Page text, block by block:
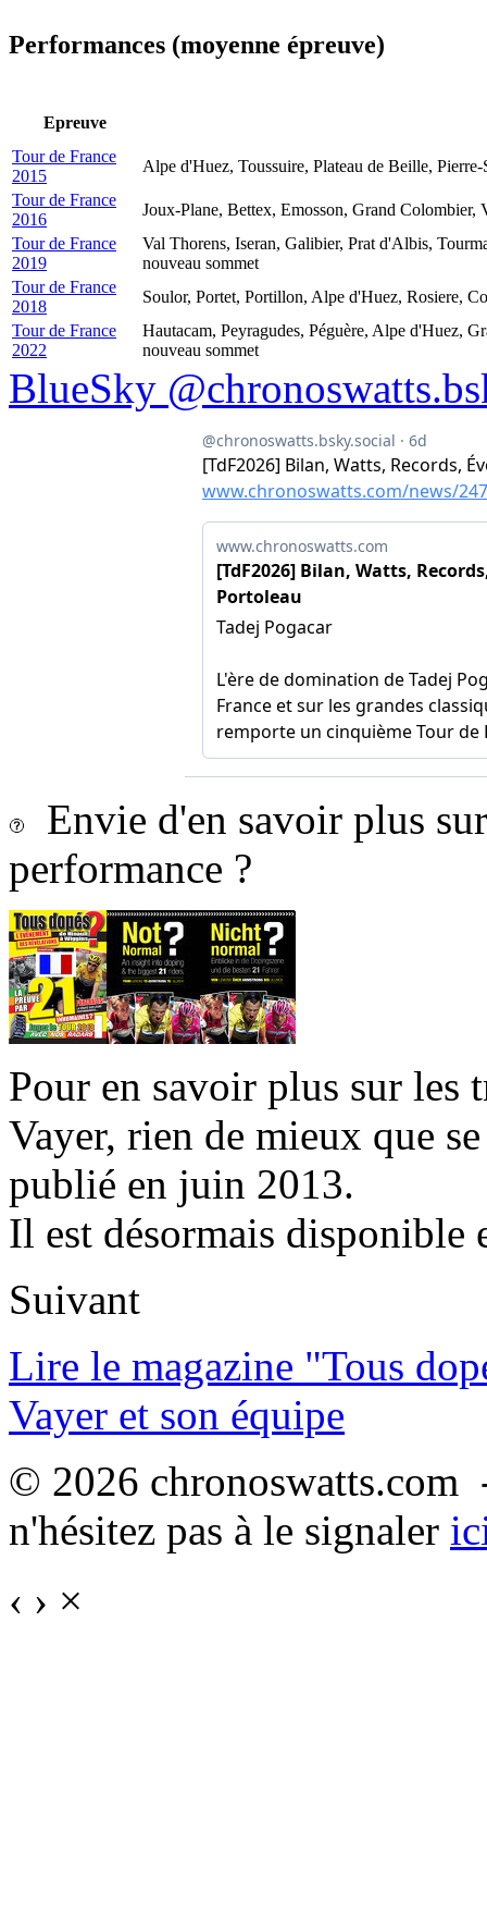
Performances (moyenne épreuve)
Epreuve
Tour de France
2015
Alpe d'Huez, Toussuire, Plateau de Beille,
Tour de France
2016
Joux-Plane, Bettex, Emosson, Grand
Tour de France
2019
Val Thorens, Iseran, Galibier, Prat d'Albis,
nouveau sommet
Tour de France
2018
Soulor, Portet, Portillon, Alpe d'Huez, Rosiere,
Tour de France
2022
Hautacam, Peyragudes, Péguère, Alpe d'Huez,
nouveau sommet
BlueSky
Envie d'en savoir plus
performance ?
Pour en savoir plus sur les
Vayer, rien de mieux que
publié en juin 2013.
Il est désormais disponible
Suivant
Lire le magazine "Tous
Vayer et son équipe
© 2026
n'hésitez pas à le signaler
‹ › ×